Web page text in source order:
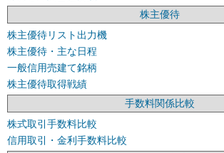
株主優待
株主優待リスト出力機
株主優待・主な日程
一般信用売建て銘柄
株主優待取得戦績
手数料関係比較
株式取引手数料比較
信用取引・金利手数料比較